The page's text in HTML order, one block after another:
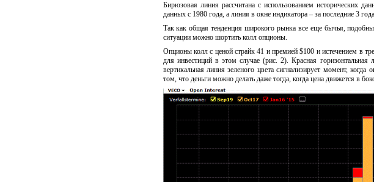
Бирюзовая линия рассчитана с использованием исторических
данных с 1980 года, а линия в окне индикатора – за
Так как общая тенденция широкого рынка все еще бычья,
ситуации можно шортить колл опционы.
Опционы колл с ценой страйк 41 и премией $100 и истечением в
для инвестиций в этом случае (рис. 2). Красная
вертикальная линия зеленого цвета сигнализирует момент,
том, что деньги можно делать даже тогда, когда цена движется в